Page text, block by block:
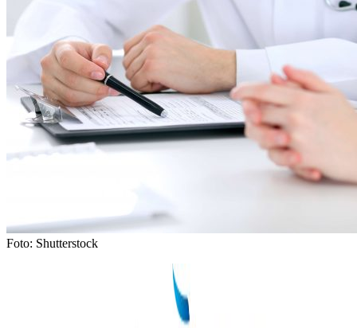
Foto: Shutterstock